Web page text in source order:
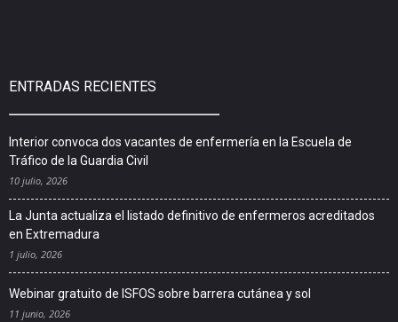
ENTRADAS RECIENTES
Interior convoca dos vacantes de enfermería en la Escuela de
Tráfico de la Guardia Civil
10 julio, 2026
La Junta actualiza el listado definitivo de enfermeros acreditados
en Extremadura
1 julio, 2026
Webinar gratuito de ISFOS sobre barrera cutánea y sol
11 junio, 2026